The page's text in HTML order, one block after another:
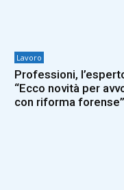
Lavoro
Professioni,
“Ecco novità per
con riforma forense”